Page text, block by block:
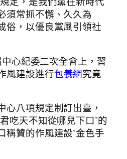
須常抓不懈、久久為
俗，以優良黨風引領社
心紀委二次全會上，習
風建設進行包養網究竟
心八項規定制訂出臺，
吃天不知從哪兒下口”的
稱贊的作風建設“金色手